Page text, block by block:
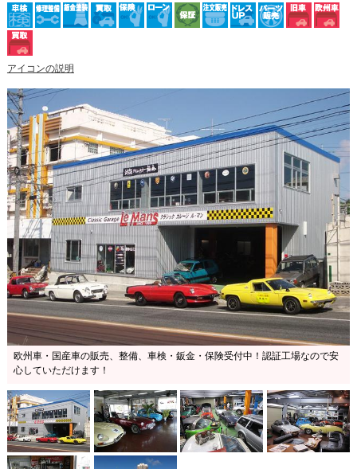
アイコンの説明
欧州車・国産車の販売、整備、車検・鈑金・保険受付中！認証工場なので安
心していただけます！